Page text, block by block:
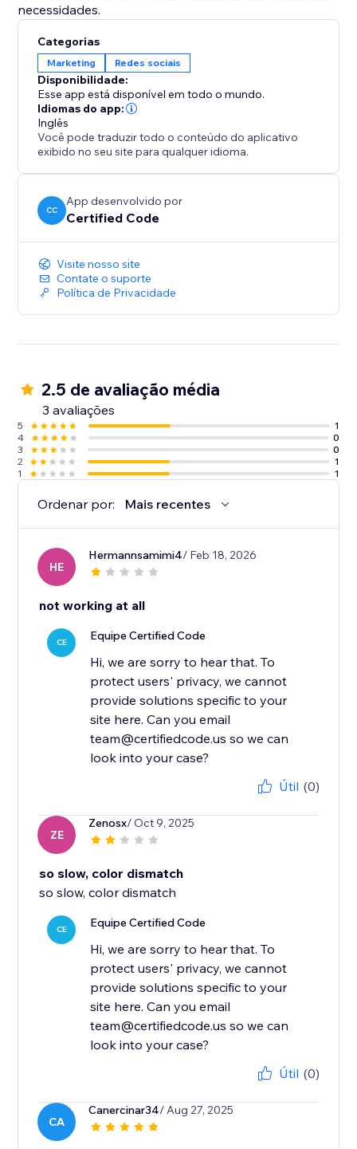
necessidades.
Categorias
Marketing Redes sociais
Disponibilidade:
Esse app está disponível em todo o mundo.
Idiomas do app:
Inglês
Você pode traduzir todo o conteúdo do aplicativo
exibido no seu site para qualquer idioma.
CC
App desenvolvido por
Certified Code
Visite nosso site
Contate o suporte
Política de Privacidade
2.5 de avaliação média
3 avaliações
5
1
4
0
3
0
2
1
1
1
Ordenar por: Mais recentes
HE
Hermannsamimi4/ Feb 18, 2026
not working at all
CE Equipe Certified Code
Hi, we are sorry to hear that. To
protect users' privacy, we cannot
provide solutions specific to your
site here. Can you email
team@certifiedcode.us so we can
look into your case?
Útil (0)
ZE
Zenosx/ Oct 9, 2025
so slow, color dismatch
so slow, color dismatch
CE Equipe Certified Code
Hi, we are sorry to hear that. To
protect users' privacy, we cannot
provide solutions specific to your
site here. Can you email
team@certifiedcode.us so we can
look into your case?
Útil (0)
CA
Canercinar34/ Aug 27, 2025